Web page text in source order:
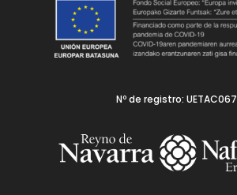
Nº de registro: UETAC067